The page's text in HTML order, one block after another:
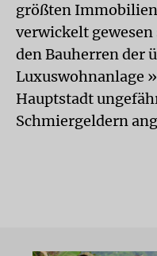
größten
verwickelt
den Bauherren der
Luxuswohnanlage
Hauptstadt
Schmiergeldern